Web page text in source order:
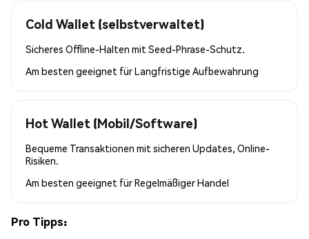
Cold Wallet (selbstverwaltet)
Sicheres Offline-Halten mit Seed-Phrase-Schutz.
Am besten geeignet fürLangfristige Aufbewahrung
Hot Wallet (Mobil/Software)
Bequeme Transaktionen mit sicheren Updates, Online-
Risiken.
Am besten geeignet fürRegelmäßiger Handel
Pro Tipps: